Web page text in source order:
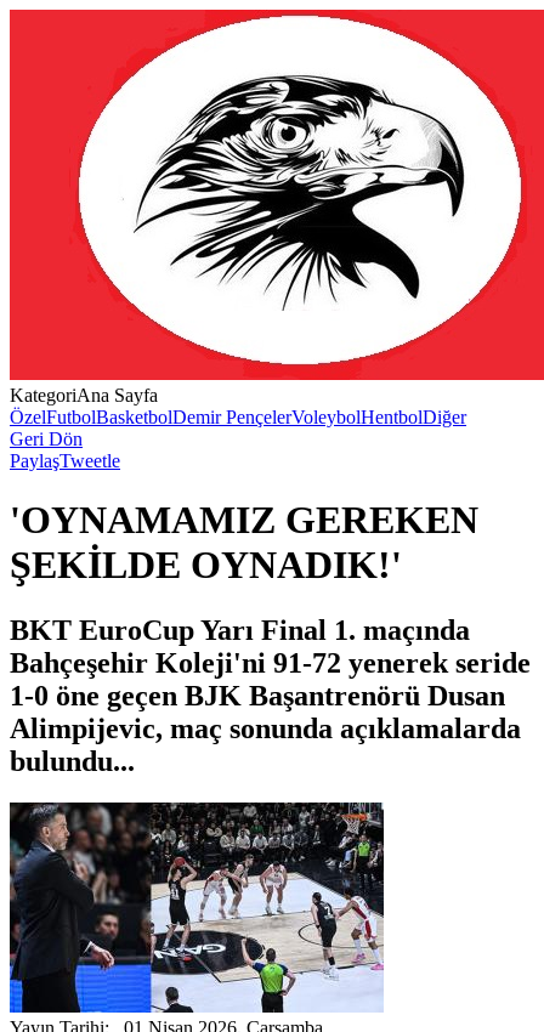
KategoriAna Sayfa
ÖzelFutbolBasketbolDemir PençelerVoleybolHentbolDiğer
Geri Dön
PaylaşTweetle
'OYNAMAMIZ GEREKEN
ŞEKİLDE OYNADIK!'
BKT EuroCup Yarı Final 1. maçında
Bahçeşehir Koleji'ni 91-72 yenerek seride
1-0 öne geçen BJK Başantrenörü Dusan
Alimpijevic, maç sonunda açıklamalarda
bulundu...
Yayın Tarihi: 01 Nisan 2026, Çarşamba